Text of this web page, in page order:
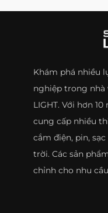
Khám phá nhiều
nghiệp trong nhà
LIGHT. Với hơn
cung cấp nhiều
cắm điện, pin,
trời. Các sản
chỉnh cho nhu